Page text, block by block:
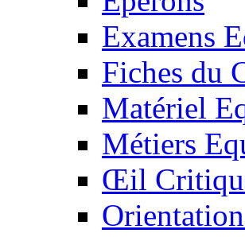
Examens
Fiches du
Matériel
Métiers
Œil